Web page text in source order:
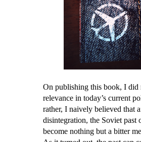
On publishing this book, I did
relevance in today’s current
rather, I naively believed that
disintegration, the Soviet past
become nothing but a bitter